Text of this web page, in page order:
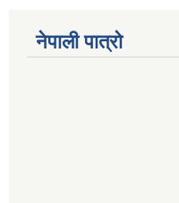
नेपाली पात्रो